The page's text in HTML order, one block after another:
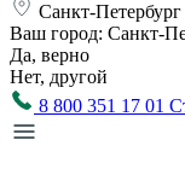
Санкт-Петербург
Ваш город: Санкт-
Да, верно
Нет, другой
8 800 351 17 01